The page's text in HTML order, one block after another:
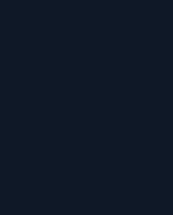
давление
рабочее давление